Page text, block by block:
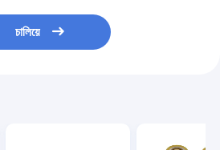
চালিয়ে